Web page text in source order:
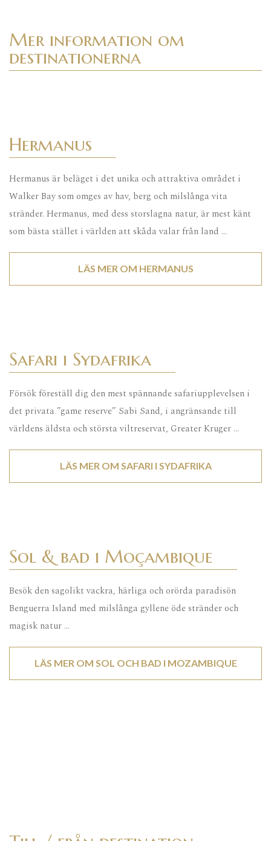
Mer information om
destinationerna
Hermanus
Hermanus är beläget i det unika och attraktiva området i
Walker Bay som omges av hav, berg och milslånga vita
stränder. Hermanus, med dess storslagna natur, är mest känt
som bästa stället i världen att skåda valar från land …
LÄS MER OM HERMANUS
Safari i Sydafrika
Försök föreställ dig den mest spännande safariupplevelsen i
det privata ”game reserve” Sabi Sand, i angränsande till
världens äldsta och största viltreservat, Greater Kruger …
LÄS MER OM SAFARI I SYDAFRIKA
Sol & bad i Moçambique
Besök den sagolikt vackra, härliga och orörda paradisön
Benguerra Island med milslånga gyllene öde stränder och
magisk natur …
LÄS MER OM SOL OCH BAD I MOZAMBIQUE